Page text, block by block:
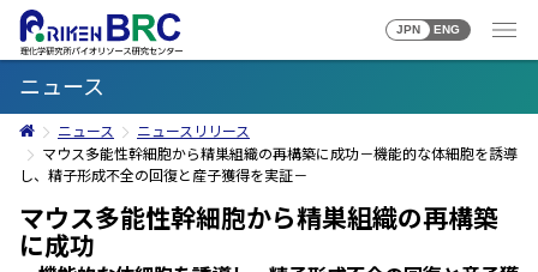
JPN ENG
ニュース
ニュース
ニュースリリース
マウス多能性幹細胞から精巣組織の再構築に成功－機能的な体細胞を誘導
し、精子形成不全の回復と産子獲得を実証－
マウス多能性幹細胞から精巣組織の再構築
に成功